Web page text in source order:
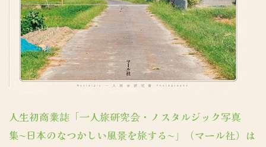
人生初商業誌「一人旅研究会・ノスタルジック写真
集〜日本のなつかしい風景を旅する〜」（マール社）は